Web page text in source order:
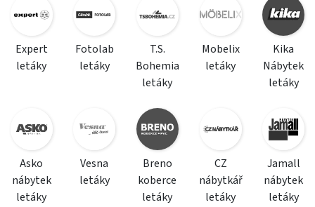
Expert
letáky
Fotolab
letáky
T.S.
Bohemia
letáky
Mobelix
letáky
Kika
Nábytek
letáky
Asko
nábytek
letáky
Vesna
letáky
Breno
koberce
letáky
CZ
nábytkář
letáky
Jamall
nábytek
letáky